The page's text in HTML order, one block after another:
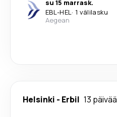
su 15 marrask.
EBL-HEL· 1 välilasku
Aegean
Helsinki - Erbil 13 päivää